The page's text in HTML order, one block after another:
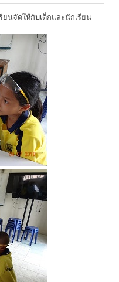
ยนจัดให้กับเด็กและนักเรียน